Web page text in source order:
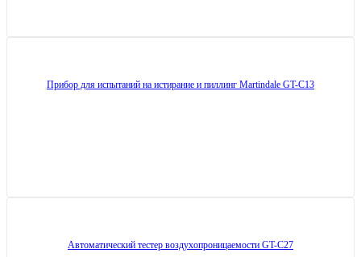
Прибор для испытаний на истирание и пиллинг Martindale GT-C13
Автоматический тестер воздухопроницаемости GT-C27